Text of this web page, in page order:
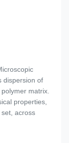
dispersion of
matrix.
properties,
across